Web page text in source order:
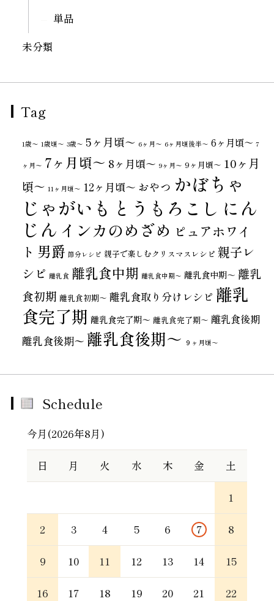
単品
未分類
Tag
1歳〜 1歳頃～ 3歳〜 5ヶ月頃～ 6ヶ月〜 6ヶ月頃後半～ 6ヶ月頃～ 7
ヶ月〜 7ヶ月頃～ 8ヶ月頃～ 9ヶ月〜 9ヶ月頃～ 10ヶ月
頃～ 11ヶ月頃～ 12ヶ月頃～ おやつ かぼちゃ
じゃがいも とうもろこし にん
じん インカのめざめ ピュアホワイ
ト 男爵 節分レシピ 親子で楽しむクリスマスレシピ 親子レ
シピ 離乳食 離乳食中期 離乳食中期〜 離乳食中期～ 離乳
食初期 離乳食初期～ 離乳食取り分けレシピ 離乳
食完了期 離乳食完了期〜 離乳食完了期～ 離乳食後期
離乳食後期〜 離乳食後期～ ９ヶ月頃～
Schedule
今月(2026年8月)
日 月 火 水 木 金 土
1
2 3 4 5 6 7 8
9 10 11 12 13 14 15
16 17 18 19 20 21 22